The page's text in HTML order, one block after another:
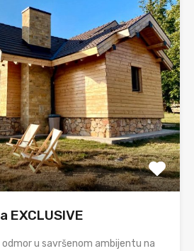
EXCLUSIVE
u savršenom ambijentu na